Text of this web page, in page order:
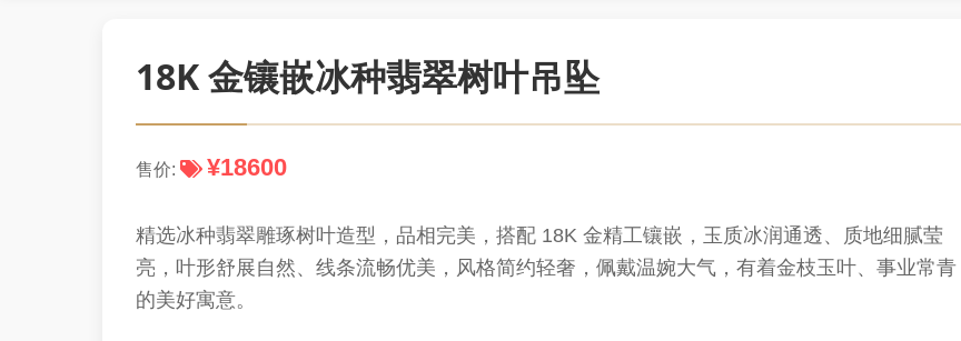
18K 金镶嵌冰种翡翠树叶吊坠
售价: ¥18600
精选冰种翡翠雕琢树叶造型，品相完美，搭配 18K 金精工镶嵌，玉质冰润通透、质地细腻莹
亮，叶形舒展自然、线条流畅优美，风格简约轻奢，佩戴温婉大气，有着金枝玉叶、事业常青
的美好寓意。